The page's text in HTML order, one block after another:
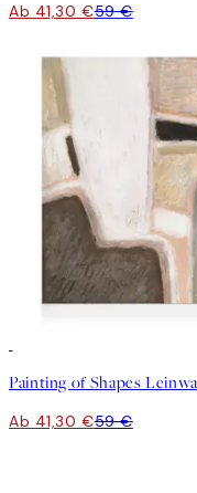
Ab 41,30 €59 €
Painting of Shapes
Ab 41,30 €59 €